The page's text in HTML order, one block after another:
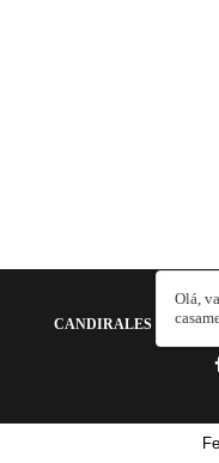
CANDIRALES - A
Olá,